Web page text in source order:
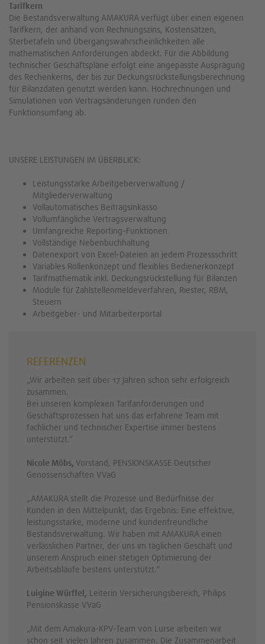
Tarifkern
Die Bestandsverwaltung AMAKURA verfügt über einen eigenen
Tarifkern, der anhand von Rechnungszins, Kostensätzen,
Sterbetafeln und Übergangswahrscheinlichkeiten alle
mathematischen Anforderungen abdeckt. Für die Abbildung
technischer Geschäftspläne erfolgt eine angepasste Ausprägung
des Rechenkerns, der bis zur Deckungsrückstellungsberechnung
für Bilanzdaten genutzt werden kann. Hochrechnungen und
Simulationen von Vertragsänderungen runden den
Funktionsumfang ab.
UNSERE LEISTUNGEN IM ÜBERBLICK:
Leistungsstarke Arbeitgeberverwaltung /
Mitgliederverwaltung
Vollautomatisches Beitragsinkasso
Vollumfängliche Vertragsverwaltung
Umfangreiche Reporting-Funktionen
Vollständige Nebenbuchhaltung
Datenexport von Excel-Dateien an jedem Prozessschritt
Variables Rollenkonzept und flexibles Bedienerkonzept
Tarifmathematik inkl. Deckungsrückstellung für Bilanzen
Module für Zahlstellenmeldeverfahren, Riester, RBM,
Steuern
Arbeitgeber- und Mitarbeiterportal
REFERENZEN
„Wir arbeiten seit über 17 Jahren schon sehr erfolgreich
zusammen.
Bei unseren komplexen Tarifanforderungen und
Geschäftsprozessen hat uns das erfahrene Team mit
fachlicher und technischer Expertise immer bestens
unterstützt.“
Nicole Möbs, Vorstand, PENSIONSKASSE Deutscher
Genossenschaften VVaG
„AMAKURA stellt die Prozesse und Bedürfnisse der
Kunden in den Mittelpunkt, das Ergebnis: Eine effektive,
leistungsstarke, moderne und kundenfreundliche
Bestandsverwaltung. Wir haben mit AMAKURA einen
verlässlichen Partner, der uns im täglichen Geschäft und
unserem Anspruch einer stetigen Optimierung der
Arbeitsabläufe bestens unterstützt.“
Luigine Würffel, Leiterin Versicherungsbereich, Philips
Pensionskasse VVaG
„Mit dem Amakura-KPV-Team von Lurse arbeiten wir
schon seit vielen Jahren zusammen. Die Zusammenarbeit